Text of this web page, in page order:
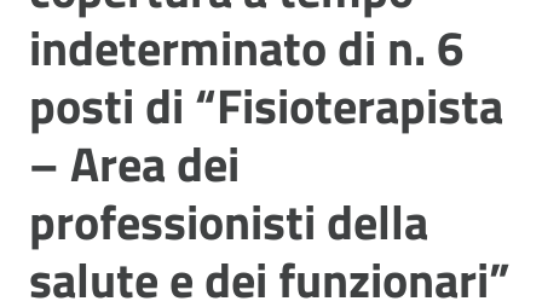
indeterminato di n. 6
posti di “Fisioterapista
– Area dei
professionisti della
salute e dei funzionari”